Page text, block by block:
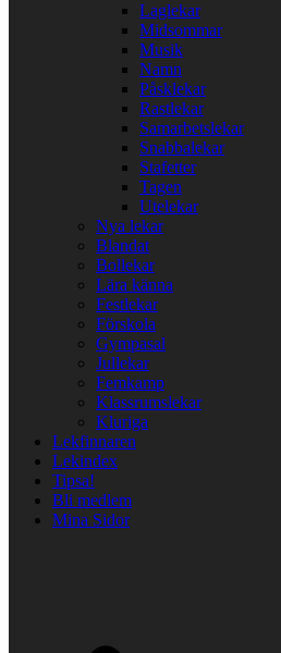
Laglekar
Midsommar
Musik
Namn
Påsklekar
Rastlekar
Samarbetslekar
Snabbalekar
Stafetter
Tagen
Utelekar
Nya lekar
Blandat
Bollekar
Lära känna
Festlekar
Förskola
Gympasal
Jullekar
Femkamp
Klassrumslekar
Kluriga
Lekfinnaren
Lekindex
Tipsa!
Bli medlem
Mina Sidor